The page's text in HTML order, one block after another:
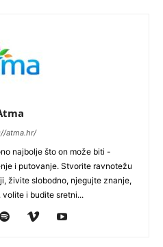
atma.hr/
najbolje što on može biti -
i putovanje. Stvorite ravnotežu
živite slobodno, njegujte znanje,
i budite sretni...